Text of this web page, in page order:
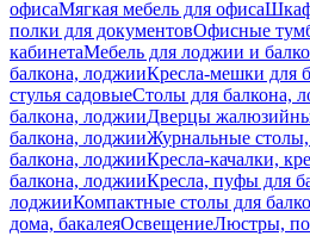
офисаМягкая мебель для офиса
полки для документовОфисные
кабинетаМебель для лоджии и
балкона, лоджииКресла-мешки для
стулья садовыеСтолы для балкона,
балкона, лоджииДверцы
балкона, лоджииЖурнальные
балкона, лоджииКресла-качалки,
балкона, лоджииКресла, пуфы для
лоджииКомпактные столы для
дома, бакалеяОсвещениеЛюстры,